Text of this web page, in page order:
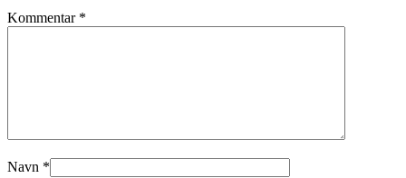
Kommentar *
Navn *